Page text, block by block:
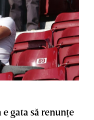
e gata să renunţe